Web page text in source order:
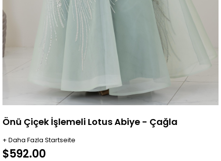
Önü Çiçek İşlemeli Lotus Abiye - Çağla
+ Daha Fazla Startseite
$592.00